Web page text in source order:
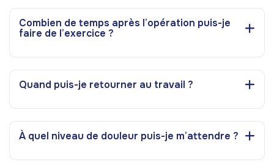
Combien de temps après l’opération puis-je
faire de l’exercice ?
Quand puis-je retourner au travail ?
À quel niveau de douleur puis-je m’attendre ?